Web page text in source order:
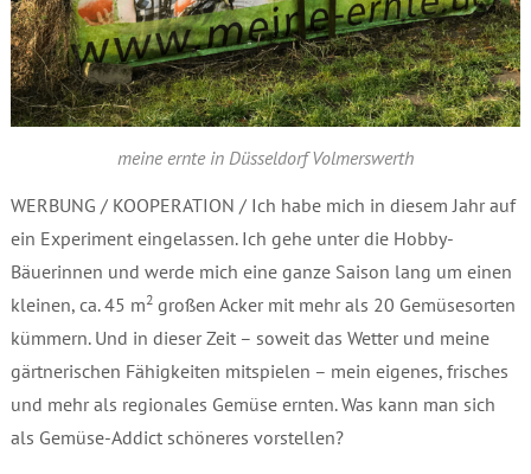
meine ernte in Düsseldorf Volmerswerth
WERBUNG / KOOPERATION / Ich habe mich in diesem Jahr auf
ein Experiment eingelassen. Ich gehe unter die Hobby-
Bäuerinnen und werde mich eine ganze Saison lang um einen
kleinen, ca. 45 m2 großen Acker mit mehr als 20 Gemüsesorten
kümmern. Und in dieser Zeit – soweit das Wetter und meine
gärtnerischen Fähigkeiten mitspielen – mein eigenes, frisches
und mehr als regionales Gemüse ernten. Was kann man sich
als Gemüse-Addict schöneres vorstellen?